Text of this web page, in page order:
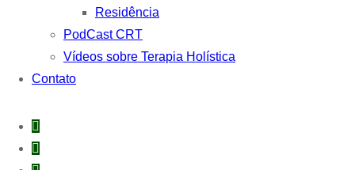
Residência
PodCast CRT
Vídeos sobre Terapia Holística
Contato